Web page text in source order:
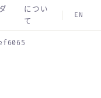
につい
て
EN